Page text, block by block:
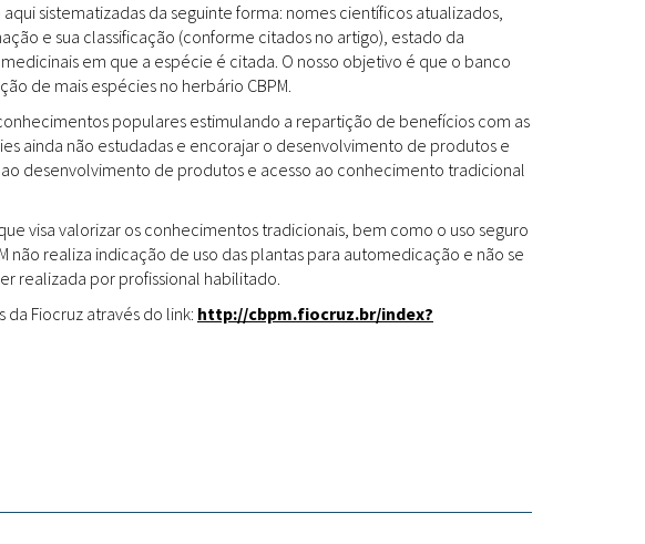
Livros
Periódicos
Produções Acadêmicas
Todos
Pesquisa
Mudas &
Indústria Padrões
Fitoterápicos
& Arte
sistematizadas da seguinte forma: nomes científicos atualizados,
e sua classificação (conforme citados no artigo), estado da
em que a espécie é citada. O nosso objetivo é que o banco
de mais espécies no herbário CBPM.
populares estimulando a repartição de benefícios com as
ainda não estudadas e encorajar o desenvolvimento de produtos e
desenvolvimento de produtos e acesso ao conhecimento tradicional
visa valorizar os conhecimentos tradicionais, bem como o uso seguro
realiza indicação de uso das plantas para automedicação e não se
realizada por profissional habilitado.
Fiocruz através do link: http://cbpm.fiocruz.br/index?